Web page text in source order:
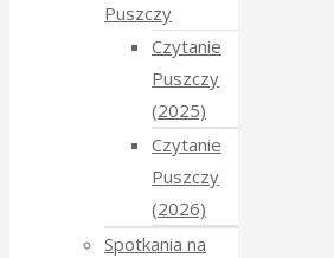
Puszczy
Czytanie
Puszczy
(2025)
Czytanie
Puszczy
(2026)
Spotkania na